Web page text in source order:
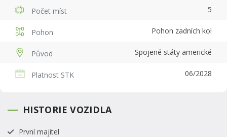
Počet míst 5
Pohon Pohon zadních kol
Původ Spojené státy americké
Platnost STK 06/2028
HISTORIE VOZIDLA
První majitel